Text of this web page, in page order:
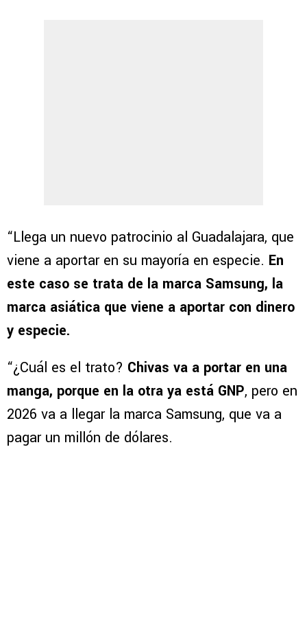
“Llega un nuevo patrocinio al Guadalajara, que
viene a aportar en su mayoría en especie. En
este caso se trata de la marca Samsung, la
marca asiática que viene a aportar con dinero
y especie.
“¿Cuál es el trato? Chivas va a portar en una
manga, porque en la otra ya está GNP, pero en
2026 va a llegar la marca Samsung, que va a
pagar un millón de dólares.